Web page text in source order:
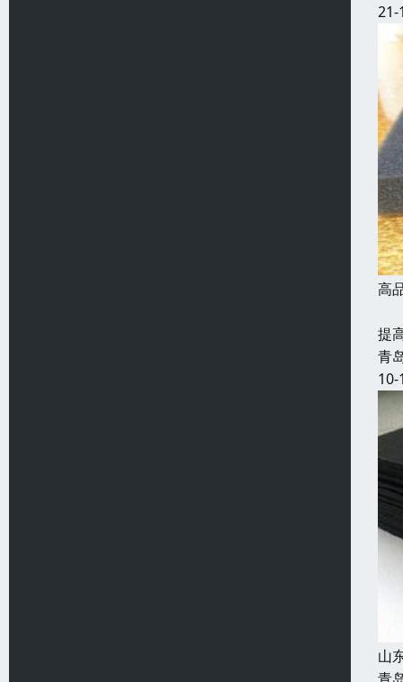
21-
高
提
青
10-
山